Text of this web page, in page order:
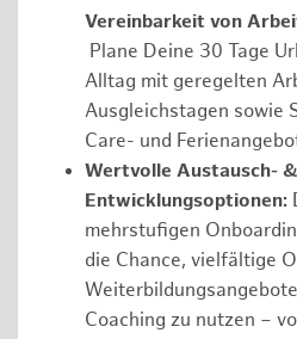
Vereinbarkeit von
Plane Deine 30 Tage
Alltag mit geregelten
Ausgleichstagen sowie
Care- und
Wertvolle Austausch- &
Entwicklungsoptionen:
mehrstufigen
die Chance, vielfältige
Coaching zu nutzen –